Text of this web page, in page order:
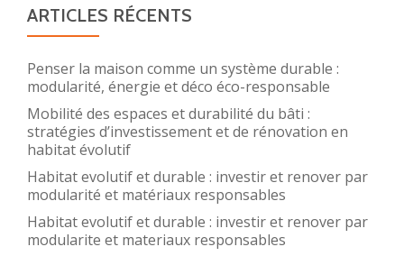
ARTICLES RÉCENTS
Penser la maison comme un système durable :
modularité, énergie et déco éco-responsable
Mobilité des espaces et durabilité du bâti :
stratégies d’investissement et de rénovation en
habitat évolutif
Habitat evolutif et durable : investir et renover par
modularité et matériaux responsables
Habitat evolutif et durable : investir et renover par
modularite et materiaux responsables